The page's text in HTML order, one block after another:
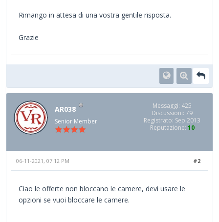
Rimango in attesa di una vostra gentile risposta.
Grazie
AR038
Senior Member
Messaggi: 425
Discussioni: 79
Registrato: Sep 2013
Reputazione: 10
#2
06-11-2021, 07:12 PM
Ciao le offerte non bloccano le camere, devi usare le
opzioni se vuoi bloccare le camere.